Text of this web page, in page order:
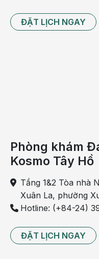
ĐẶT LỊCH NGAY
Phòng khám
Kosmo Tây Hồ
Tầng 1&2 Tòa nhà
Xuân La, phường
Hotline: (+84-24)
ĐẶT LỊCH NGAY